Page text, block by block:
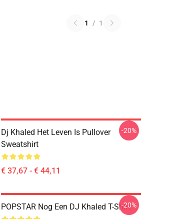
1 / 1
Dj Khaled Het Leven Is Pullover
Sweatshirt
€ 37,67 - € 44,11
-20%
POPSTAR Nog Een DJ Khaled T-Shirt
-20%